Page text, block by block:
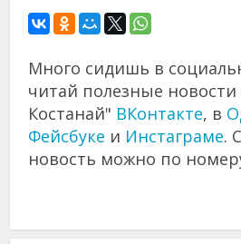
Много сидишь в
читай полезные
Костанай" ВКонтакте, в
Фейсбуке и Инстаграме.
новость можно по